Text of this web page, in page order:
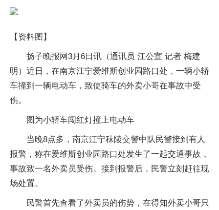
【资料图】
扬子晚报网3月6日讯（通讯员 江公宣 记者 梅建
明）近日，在南京江宁爱维斯创业园路口处，一辆小轿
车撞到一辆电动车，致使骑车的外卖小哥在事故中受
伤。
图为小轿车闯红灯撞上电动车
当晚8点多，南京江宁秣陵交警中队民警接到有人
报警，称在爱维斯创业园路口处发生了一起交通事故，
事故致一名外卖员受伤。接到报警后，民警立刻赶往现
场处置。
民警首先查看了外卖员的伤势，在得知外卖小哥只